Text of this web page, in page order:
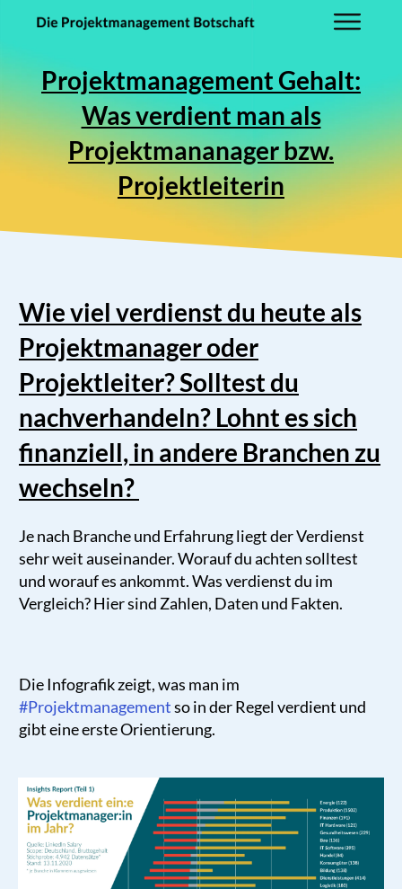
Projektmanagement Gehalt:
Was verdient man als
Projektmananager bzw.
Projektleiterin
Wie viel verdienst du heute als
Projektmanager oder
Projektleiter? Solltest du
nachverhandeln? Lohnt es sich
finanziell, in andere Branchen zu
wechseln?
Je nach Branche und Erfahrung liegt der Verdienst
sehr weit auseinander. Worauf du achten solltest
und worauf es ankommt. Was verdienst du im
Vergleich? Hier sind Zahlen, Daten und Fakten.
Die Infografik zeigt, was man im
#Projektmanagementso in der Regel verdient und
gibt eine erste Orientierung.